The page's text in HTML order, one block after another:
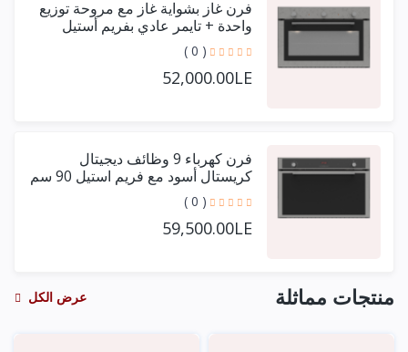
فرن غاز بشواية غاز مع مروحة توزيع
واحدة + تايمر عادي بفريم أستيل
حرف يو 90 سم
( 0 )
52,000.00LE
فرن كهرباء 9 وظائف ديجيتال
كريستال أسود مع فريم استيل 90 سم
+ مروحتين توزيع
( 0 )
59,500.00LE
منتجات مماثلة عرض الكل